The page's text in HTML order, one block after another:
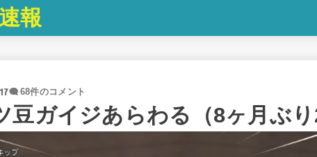
報
68件のコメント
豆ガイジあらわる（8ヶ月ぶり